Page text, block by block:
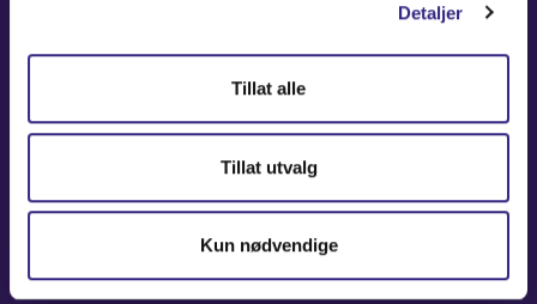
Detaljer
Tillat alle
Tillat utvalg
Kun nødvendige
USEFUL LINKS
Press Release